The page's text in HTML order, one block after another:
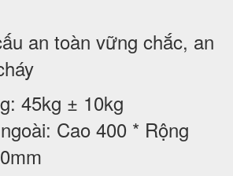
an toàn vững chắc, an
45kg ± 10kg
Cao 400 * Rộng